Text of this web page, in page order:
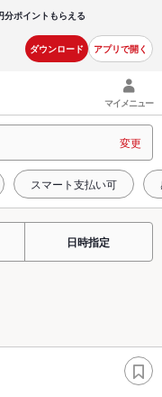
分ポイントもらえる
ダウンロード アプリで開く
マイメニュー
変更
スマート支払い可
日時指定